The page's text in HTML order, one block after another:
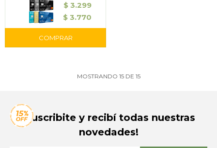
$ 3.299
$ 3.770
MOSTRANDO 15DE 15
¡Suscribite y recibí todas nuestras
novedades!